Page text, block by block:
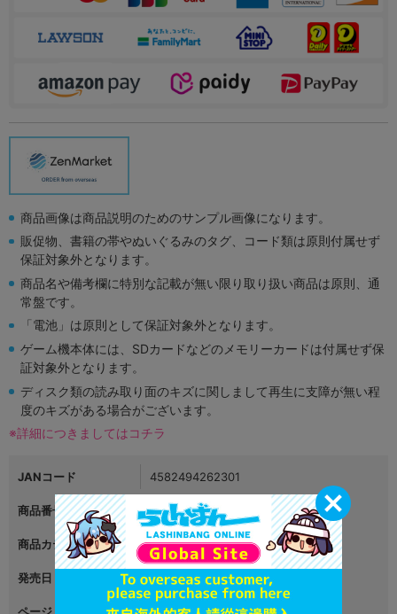
商品画像は商品説明のためのサンプル画像になります。
販促物、書籍の帯やぬいぐるみのタグ、コード類は原則付属せず
保証対象外となります。
商品名や備考欄に特別な記載が無い限り取り扱い商品は原則、通
常盤です。
「電池」は原則として保証対象外となります。
ゲーム機本体には、SDカードなどのメモリーカードは付属せず保
証対象外となります。
ディスク類の読み取り面のキズに関しまして再生に支障が無い程
度のキズがある場合がございます。
※詳細につきましてはコチラ
JANコード 4582494262301
商品番号 L06126922
商品カテゴリ 書籍
発売日 2024年07月26日